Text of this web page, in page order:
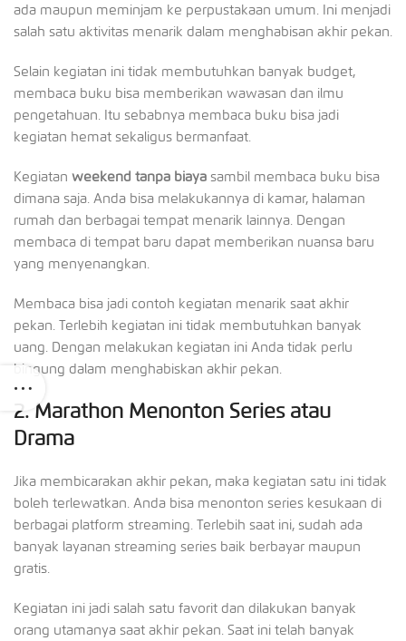
ada maupun meminjam ke perpustakaan umum. Ini menjadi
salah satu aktivitas menarik dalam menghabisan akhir pekan.
Selain kegiatan ini tidak membutuhkan banyak budget,
membaca buku bisa memberikan wawasan dan ilmu
pengetahuan. Itu sebabnya membaca buku bisa jadi
kegiatan hemat sekaligus bermanfaat.
Kegiatan weekend tanpa biaya sambil membaca buku bisa
dimana saja. Anda bisa melakukannya di kamar, halaman
rumah dan berbagai tempat menarik lainnya. Dengan
membaca di tempat baru dapat memberikan nuansa baru
yang menyenangkan.
Membaca bisa jadi contoh kegiatan menarik saat akhir
pekan. Terlebih kegiatan ini tidak membutuhkan banyak
uang. Dengan melakukan kegiatan ini Anda tidak perlu
bingung dalam menghabiskan akhir pekan.
2. Marathon Menonton Series atau
Drama
Jika membicarakan akhir pekan, maka kegiatan satu ini tidak
boleh terlewatkan. Anda bisa menonton series kesukaan di
berbagai platform streaming. Terlebih saat ini, sudah ada
banyak layanan streaming series baik berbayar maupun
gratis.
Kegiatan ini jadi salah satu favorit dan dilakukan banyak
orang utamanya saat akhir pekan. Saat ini telah banyak